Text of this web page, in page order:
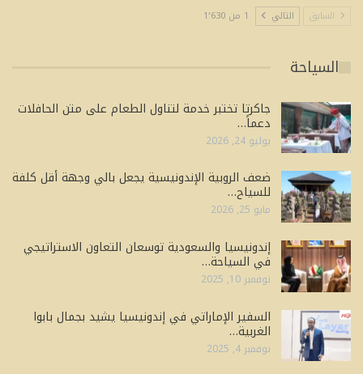
السابق التالي 1 من 1٬630
السياحة
جاكرتا تختبر خدمة لتناول الطعام على متن الحافلات
دعماً…
يوليو 24, 2026
ضعف الروبية الإندونيسية يجعل بالي وجهة أقل كلفة
للسياح…
مايو 25, 2026
إندونيسيا والسعودية توسعان التعاون الاستراتيجي
في السياحة…
نوفمبر 10, 2025
السفير الإماراتي في إندونيسيا يشيد بجمال بابوا
الغربية…
نوفمبر 4, 2025